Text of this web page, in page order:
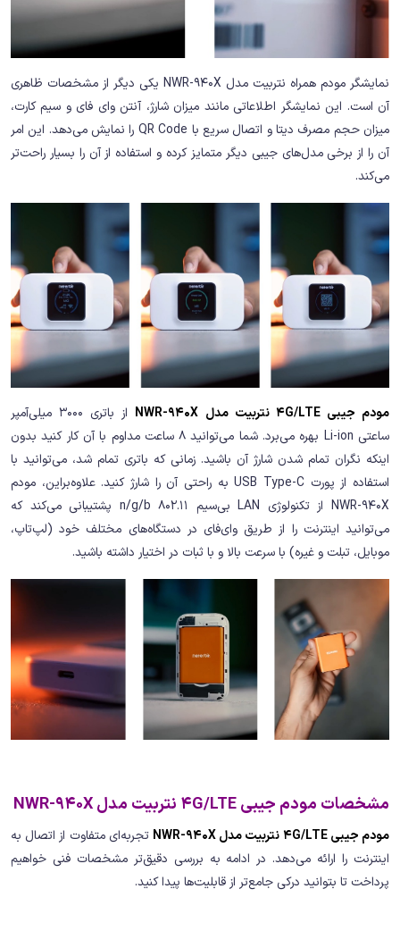
نمایشگر مودم همراه نتربیت مدل NWR-940X یکی دیگر از مشخصات ظاهری
آن است. این نمایشگر اطلاعاتی مانند میزان شارژ، آنتن وای فای و سیم کارت،
میزان حجم مصرف دیتا و اتصال سریع با QR Code را نمایش می‌دهد. این امر
آن را از برخی مدل‌های جیبی دیگر متمایز کرده و استفاده از آن را بسیار راحت‌تر
می‌کند.
مودم جیبی 4G/LTE نتربیت مدل NWR-940X
از باتری 3000 میلی‌آمپر
ساعتی Li-ion بهره می‌برد. شما می‌توانید 8 ساعت مداوم با آن کار کنید بدون
اینکه نگران تمام شدن شارژ آن باشید. زمانی که باتری تمام شد، می‌توانید با
استفاده از پورت USB Type-C به راحتی آن را شارژ کنید. علاوه‌براین، مودم
NWR-940X از تکنولوژی LAN بی‌سیم 802.11 n/g/b پشتیبانی می‌کند که
می‌توانید اینترنت را از طریق وای‌فای در دستگاه‌های مختلف خود (لپ‌تاپ،
موبایل، تبلت و غیره) با سرعت بالا و با ثبات در اختیار داشته باشید.
مشخصات مودم جیبی 4G/LTE نتربیت مدل NWR-940X
مودم جیبی 4G/LTE نتربیت مدل NWR-940X
تجربه‌ای متفاوت از اتصال به
اینترنت را ارائه می‌دهد. در ادامه به بررسی دقیق‌تر مشخصات فنی خواهیم
پرداخت تا بتوانید درکی جامع‌تر از قابلیت‌ها پیدا کنید.